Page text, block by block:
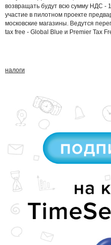
возвращать будут всю сумму НДС -
участие в пилотном проекте
московские магазины. Ведутся
tax free - Global Blue и Premier Tax
налоги